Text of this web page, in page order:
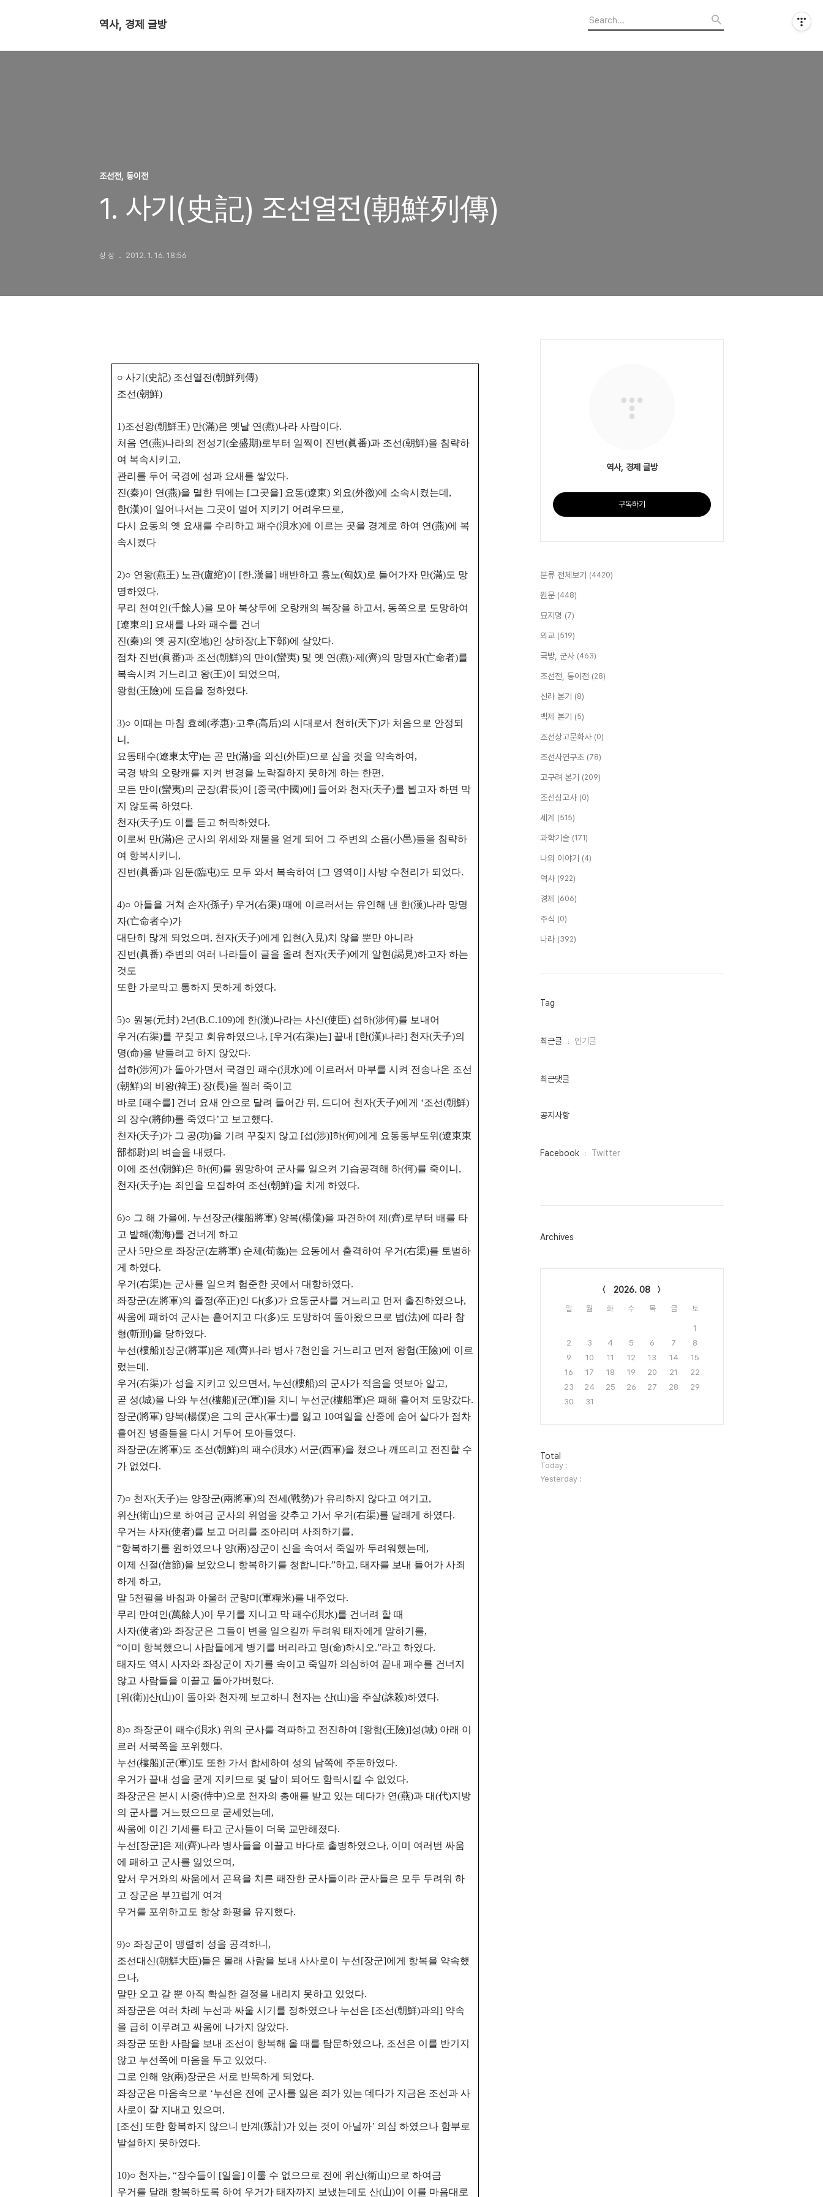
역사, 경제 글방
조선전, 동이전
1. 사기(史記) 조선열전(朝鮮列傳)
상 상 2012. 1. 16. 18:56
○ 사기(史記) 조선열전(朝鮮列傳)
조선(朝鮮)
1)조선왕(朝鮮王) 만(滿)은 옛날 연(燕)나라 사람이다.
처음 연(燕)나라의 전성기(全盛期)로부터 일찍이 진번(眞番)과 조선(朝鮮)을 침략하
여 복속시키고,
관리를 두어 국경에 성과 요새를 쌓았다.
진(秦)이 연(燕)을 멸한 뒤에는 [그곳을] 요동(遼東) 외요(外徼)에 소속시켰는데,
한(漢)이 일어나서는 그곳이 멀어 지키기 어려우므로,
다시 요동의 옛 요새를 수리하고 패수(浿水)에 이르는 곳을 경계로 하여 연(燕)에 복
속시켰다
2)○ 연왕(燕王) 노관(盧綰)이 [한,漢을] 배반하고 흉노(匈奴)로 들어가자 만(滿)도 망
명하였다.
무리 천여인(千餘人)을 모아 북상투에 오랑캐의 복장을 하고서, 동쪽으로 도망하여
[遼東의] 요새를 나와 패수를 건너
진(秦)의 옛 공지(空地)인 상하장(上下鄣)에 살았다.
점차 진번(眞番)과 조선(朝鮮)의 만이(蠻夷) 및 옛 연(燕)·제(齊)의 망명자(亡命者)를
복속시켜 거느리고 왕(王)이 되었으며,
왕험(王險)에 도읍을 정하였다.
3)○ 이때는 마침 효혜(孝惠)·고후(高后)의 시대로서 천하(天下)가 처음으로 안정되
니,
요동태수(遼東太守)는 곧 만(滿)을 외신(外臣)으로 삼을 것을 약속하여,
국경 밖의 오랑캐를 지켜 변경을 노략질하지 못하게 하는 한편,
모든 만이(蠻夷)의 군장(君長)이 [중국(中國)에] 들어와 천자(天子)를 뵙고자 하면 막
지 않도록 하였다.
천자(天子)도 이를 듣고 허락하였다.
이로써 만(滿)은 군사의 위세와 재물을 얻게 되어 그 주변의 소읍(小邑)들을 침략하
여 항복시키니,
진번(眞番)과 임둔(臨屯)도 모두 와서 복속하여 [그 영역이] 사방 수천리가 되었다.
4)○ 아들을 거쳐 손자(孫子) 우거(右渠) 때에 이르러서는 유인해 낸 한(漢)나라 망명
자(亡命者수)가
대단히 많게 되었으며, 천자(天子)에게 입현(入見)치 않을 뿐만 아니라
진번(眞番) 주변의 여러 나라들이 글을 올려 천자(天子)에게 알현(謁見)하고자 하는
것도
또한 가로막고 통하지 못하게 하였다.
5)○ 원봉(元封) 2년(B.C.109)에 한(漢)나라는 사신(使臣) 섭하(涉何)를 보내어
우거(右渠)를 꾸짖고 회유하였으나, [우거(右渠)는] 끝내 [한(漢)나라] 천자(天子)의
명(命)을 받들려고 하지 않았다.
섭하(涉河)가 돌아가면서 국경인 패수(浿水)에 이르러서 마부를 시켜 전송나온 조선
(朝鮮)의 비왕(裨王) 장(長)을 찔러 죽이고
바로 [패수를] 건너 요새 안으로 달려 들어간 뒤, 드디어 천자(天子)에게 ‘조선(朝鮮)
의 장수(將帥)를 죽였다’고 보고했다.
천자(天子)가 그 공(功)을 기려 꾸짖지 않고 [섭(涉)]하(何)에게 요동동부도위(遼東東
部都尉)의 벼슬을 내렸다.
이에 조선(朝鮮)은 하(何)를 원망하여 군사를 일으켜 기습공격해 하(何)를 죽이니,
천자(天子)는 죄인을 모집하여 조선(朝鮮)을 치게 하였다.
6)○ 그 해 가을에, 누선장군(樓船將軍) 양복(楊㒒)을 파견하여 제(齊)로부터 배를 타
고 발해(渤海)를 건너게 하고
군사 5만으로 좌장군(左將軍) 순체(荀彘)는 요동에서 출격하여 우거(右渠)를 토벌하
게 하였다.
우거(右渠)는 군사를 일으켜 험준한 곳에서 대항하였다.
좌장군(左將軍)의 졸정(卒正)인 다(多)가 요동군사를 거느리고 먼저 출진하였으나,
싸움에 패하여 군사는 흩어지고 다(多)도 도망하여 돌아왔으므로 법(法)에 따라 참
형(斬刑)을 당하였다.
누선(樓船)[장군(將軍)]은 제(齊)나라 병사 7천인을 거느리고 먼저 왕험(王險)에 이르
렀는데,
우거(右渠)가 성을 지키고 있으면서, 누선(樓船)의 군사가 적음을 엿보아 알고,
곧 성(城)을 나와 누선(樓船)[군(軍)]을 치니 누선군(樓船軍)은 패해 흩어져 도망갔다.
장군(將軍) 양복(楊㒒)은 그의 군사(軍士)를 잃고 10여일을 산중에 숨어 살다가 점차
흩어진 병졸들을 다시 거두어 모아들였다.
좌장군(左將軍)도 조선(朝鮮)의 패수(浿水) 서군(西軍)을 쳤으나 깨뜨리고 전진할 수
가 없었다.
7)○ 천자(天子)는 양장군(兩將軍)의 전세(戰勢)가 유리하지 않다고 여기고,
위산(衛山)으로 하여금 군사의 위엄을 갖추고 가서 우거(右渠)를 달래게 하였다.
우거는 사자(使者)를 보고 머리를 조아리며 사죄하기를,
“항복하기를 원하였으나 양(兩)장군이 신을 속여서 죽일까 두려워했는데,
이제 신절(信節)을 보았으니 항복하기를 청합니다.”하고, 태자를 보내 들어가 사죄
하게 하고,
말 5천필을 바침과 아울러 군량미(軍糧米)를 내주었다.
무리 만여인(萬餘人)이 무기를 지니고 막 패수(浿水)를 건너려 할 때
사자(使者)와 좌장군은 그들이 변을 일으킬까 두려워 태자에게 말하기를,
“이미 항복했으니 사람들에게 병기를 버리라고 명(命)하시오.”라고 하였다.
태자도 역시 사자와 좌장군이 자기를 속이고 죽일까 의심하여 끝내 패수를 건너지
않고 사람들을 이끌고 돌아가버렸다.
[위(衛)]산(山)이 돌아와 천자께 보고하니 천자는 산(山)을 주살(誅殺)하였다.
8)○ 좌장군이 패수(浿水) 위의 군사를 격파하고 전진하여 [왕험(王險)]성(城) 아래 이
르러 서북쪽을 포위했다.
누선(樓船)[군(軍)]도 또한 가서 합세하여 성의 남쪽에 주둔하였다.
우거가 끝내 성을 굳게 지키므로 몇 달이 되어도 함락시킬 수 없었다.
좌장군은 본시 시중(侍中)으로 천자의 총애를 받고 있는 데다가 연(燕)과 대(代)지방
의 군사를 거느렸으므로 굳세었는데,
싸움에 이긴 기세를 타고 군사들이 더욱 교만해졌다.
누선[장군]은 제(齊)나라 병사들을 이끌고 바다로 출병하였으나, 이미 여러번 싸움
에 패하고 군사를 잃었으며,
앞서 우거와의 싸움에서 곤욕을 치른 패잔한 군사들이라 군사들은 모두 두려워 하
고 장군은 부끄럽게 여겨
우거를 포위하고도 항상 화평을 유지했다.
9)○ 좌장군이 맹렬히 성을 공격하니,
조선대신(朝鮮大臣)들은 몰래 사람을 보내 사사로이 누선[장군]에게 항복을 약속했
으나,
말만 오고 갈 뿐 아직 확실한 결정을 내리지 못하고 있었다.
좌장군은 여러 차례 누선과 싸울 시기를 정하였으나 누선은 [조선(朝鮮)과의] 약속
을 급히 이루려고 싸움에 나가지 않았다.
좌장군 또한 사람을 보내 조선이 항복해 올 때를 탐문하였으나, 조선은 이를 반기지
않고 누선쪽에 마음을 두고 있었다.
그로 인해 양(兩)장군은 서로 반목하게 되었다.
좌장군은 마음속으로 ‘누선은 전에 군사를 잃은 죄가 있는 데다가 지금은 조선과 사
사로이 잘 지내고 있으며,
[조선] 또한 항복하지 않으니 반계(叛計)가 있는 것이 아닐까’ 의심 하였으나 함부로
발설하지 못하였다.
10)○ 천자는, “장수들이 [일을] 이룰 수 없으므로 전에 위산(衛山)으로 하여금
우거를 달래 항복하도록 하여 우거가 태자까지 보냈는데도 산(山)이 이를 마음대로
역사, 경제 글방
구독하기
분류 전체보기 (4420)
원문 (448)
묘지명 (7)
외교 (519)
국방, 군사 (463)
조선전, 동이전 (28)
신라 본기 (8)
백제 본기 (5)
조선상고문화사 (0)
조선사연구초 (78)
고구려 본기 (209)
조선상고사 (0)
세계 (515)
과학기술 (171)
나의 이야기 (4)
역사 (922)
경제 (606)
주식 (0)
나라 (392)
Tag
최
인
최근글 인기글
최근댓글
공지사항
페
그
Facebook Twitter
Archives
2026. 08
일 월 화 수 목 금 토
1
2
3 4 5 6 7
8
9
10 11 12 13 14
15
16
17 18 19 20 21
22
23
24 25 26 27 28
29
30
31
방
문
자
수
Total
Today :
Yesterday :